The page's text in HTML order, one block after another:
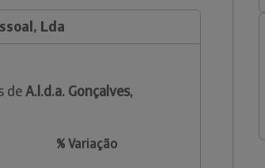
Lda
deA.l.d.a. Gonçalves,
% Variação